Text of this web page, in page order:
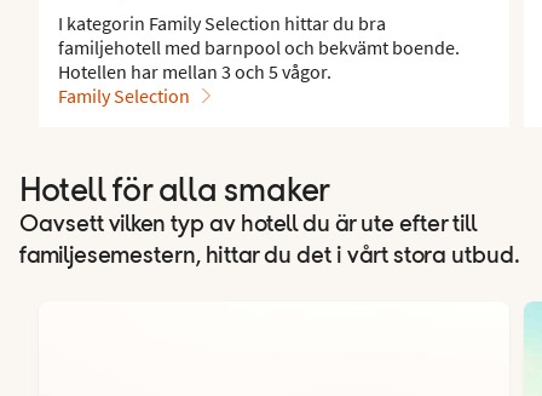
I kategorin Family Selection hittar du bra
familjehotell med barnpool och bekvämt boende.
Hotellen har mellan 3 och 5 vågor.
Family Selection
Hotell för alla smaker
Oavsett vilken typ av hotell du är ute efter till
familjesemestern, hittar du det i vårt stora utbud.